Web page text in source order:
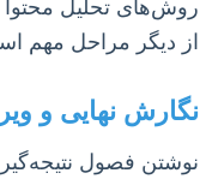
روش‌های تحلیل محتوا
از دیگر مراحل مهم
نگارش نهایی و
نوشتن فصول